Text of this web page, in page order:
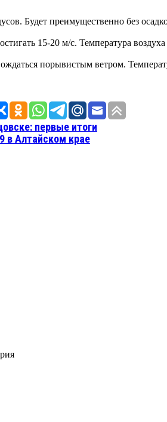
Будет преимущественно без
15-20 м/с. Температура
порывистым ветром.
первые итоги
в Алтайском крае